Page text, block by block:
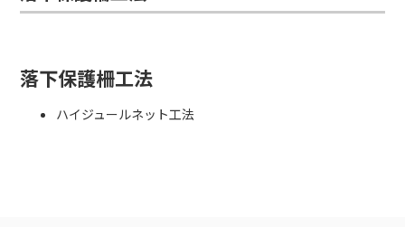
落下保護柵工法
ハイジュールネット工法